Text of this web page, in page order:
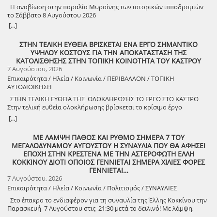
την πολιτιστική εκδήλωση είναι ελεύθερη. Μετά το πέρας της
εκδήλωσης, σας προσκαλούμε να διασκεδάσουμε όλοι μαζί με
ζωντανή παραδοσιακή μουσική από τη μουσική ομάδα του
Λύσανδρου Παναγόπουλου, σε μια βραδιά γεμάτη κέφι, χορό και
συμμετοχής στο γλέντι: 10 ευρώ ανά άτομο.
Η αναβίωση στην παραλία Μυρσίνης των ιστορικών ιπποδρομιών
το Σάββατο 8 Αυγούστου 2026
[...]
ΣΤΗΝ ΤΕΛΙΚΗ ΕΥΘΕΙΑ ΒΡΙΣΚΕΤΑΙ ΕΝΑ ΕΡΓΟ ΣΗΜΑΝΤΙΚΟ
ΥΨΗΛΟΥ ΚΟΣΤΟΥΣ ΓΙΑ ΤΗΝ ΑΠΟΚΑΤΑΣΤΑΣΗ ΤΗΣ
ΚΑΤΟΛΙΣΘΗΣΗΣ ΣΤΗΝ ΤΟΠΙΚΗ ΚΟΙΝΟΤΗΤΑ ΤΟΥ ΚΑΣΤΡΟΥ
7 Αυγούστου, 2026
Επικαιρότητα / Ηλεία / Κοινωνία / ΠΕΡΙΒΑΛΛΟΝ / ΤΟΠΙΚΗ
ΑΥΤΟΔΙΟΙΚΗΣΗ
ΣΤΗΝ ΤΕΛΙΚΗ ΕΥΘΕΙΑ ΤΗΣ ΟΛΟΚΛΗΡΩΣΗΣ ΤΟ ΕΡΓΟ ΣΤΟ ΚΑΣΤΡΟ
Στην τελική ευθεία ολοκλήρωσης βρίσκεται το κρίσιμο έργο
αποκατάστασης της κατολίσθησης στην Τ.Κ. Κάστρου,
προϋπολογισμού 1,25 εκατομμυρίων ευρώ. Έπειτα από αυτοψία που
Λέντζας, μαζί με κλιμάκιο της Τεχνικής Υπηρεσίας και εκπροσώπους
της δημοτικής αρχής, διαπιστώθηκε πως οι παρεμβάσεις προχωρούν
άμεσα και αυστηρά εντός των χρονοδιαγραμμάτων. ​Το έργο
χρηματοδοτείται από το Εθνικό Πρόγραμμα Ανάπτυξης και στο
πλαίσιο των εξειδικευμένων εργασιών πραγματοποιήθηκαν
εκσκαφές για την απομάκρυνση των χαλαρών εδαφών,
κατασκευάστηκε ισχυρός τοίχος αντιστήριξης και τοποθετήθηκε
γεωύφασμα οπλισμένης γης, και συρματοκιβώτια καθώς και
οπλισμένο επίχωμα με ειδικό κοκκώδες υλικό. ​Ο Δήμαρχος Γιάννης
Λέντζας δήλωσε ικανοποιημένος από την εξέλιξη των εργασιών,
[...]
ΜΕ ΛΑΜΨΗ ΠΑΘΟΣ ΚΑΙ ΡΥΘΜΟ ΣΗΜΕΡΑ 7 ΤΟΥ
ΜΕΓΑΛΟΔΥΝΑΜΟΥ ΑΥΓΟΥΣΤΟΥ Η ΣΥΝΑΥΛΙΑ ΠΟΥ ΘΑ ΑΦΗΣΕΙ
ΕΠΟΧΗ ΣΤΗΝ ΚΡΕΣΤΕΝΑ ΜΕ ΤΗΝ ΑΣΤΕΡΟΦΩΤΗ ΕΛΛΗ
ΚΟΚΚΙΝΟΥ ΔΙΟΤΙ ΟΠΟΙΟΣ ΓΕΝΝΙΕΤΑΙ ΣΗΜΕΡΑ ΧΙΛΙΕΣ ΦΟΡΕΣ
ΓΕΝΝΙΕΤΑΙ…
7 Αυγούστου, 2026
Επικαιρότητα / Ηλεία / Κοινωνία / Πολιτισμός / ΣΥΝΑΥΛΙΕΣ
Στο έπακρο το ενδιαφέρον για τη συναυλία της Έλλης Κοκκίνου την
Παρασκευή 7 Αυγούστου στις 21:30 μετά το δειλινό! Με λάμψη,